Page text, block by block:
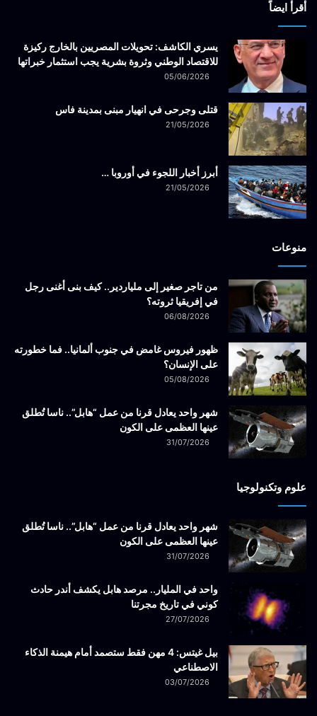
أقرأ ايضاً
يسري الكاشف: تحويلات المصريين بالخارج ركيزة
للاقتصاد الوطني وثروة بشرية يجب استثمار خبراتها
05/06/2026
قتلى وجرحى في انهيار مبنى بمدينة فاس
21/05/2026
أبرز أخبار اللجوء في أوروبا …
21/05/2026
منوعات
من تاجر صغير إلى ملياردير.. كيف بنى أغنى رجل
في إفريقيا ثروته؟
06/08/2026
ظهور فيروس غامض في جنوب ألمانيا.. فما خطورته
على الإنسان؟
05/08/2026
شهر واحد يعادل قرنا من عمل “هابل”.. ناسا تُطلق
عينها العظمى على الكون
31/07/2026
علوم وتكنولوجيا
شهر واحد يعادل قرنا من عمل “هابل”.. ناسا تُطلق
عينها العظمى على الكون
31/07/2026
واحد في المليار.. مرصد هابل يكشف أندر حادث
كوني في تاريخ مجرتنا
27/07/2026
بيل غيتس: 4 مهن فقط ستصمد أمام هيمنة الذكاء
الاصطناعي
03/07/2026